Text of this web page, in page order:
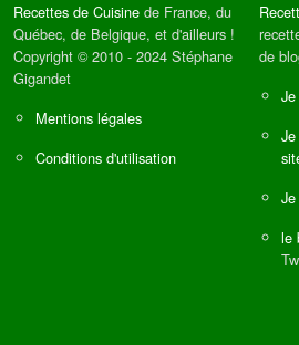
Recettes de Cuisine de France, du
Québec, de Belgique, et d'ailleurs !
Copyright © 2010 - 2024 Stéphane
Gigandet
Mentions légales
Conditions d'utilisation
de
le